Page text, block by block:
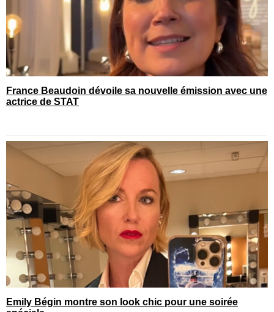
France Beaudoin dévoile sa nouvelle émission avec une
actrice de STAT
Emily Bégin montre son look chic pour une soirée